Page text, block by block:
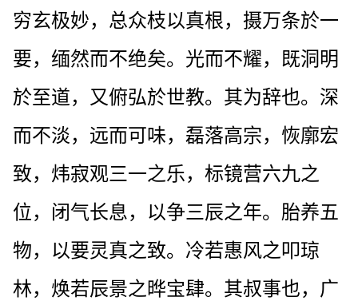
穷玄极妙，总众枝以真根，摄万条於一
要，缅然而不绝矣。光而不耀，既洞明
於至道，又俯弘於世教。其为辞也。深
而不淡，远而可味，磊落高宗，恢廓宏
致，炜寂观三一之乐，标镜营六九之
位，闭气长息，以争三辰之年。胎养五
物，以要灵真之致。冷若惠风之叩琼
林，焕若辰景之晔宝肆。其叔事也，广